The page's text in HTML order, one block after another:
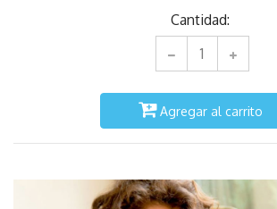
Cantidad:
Agregar al carrito